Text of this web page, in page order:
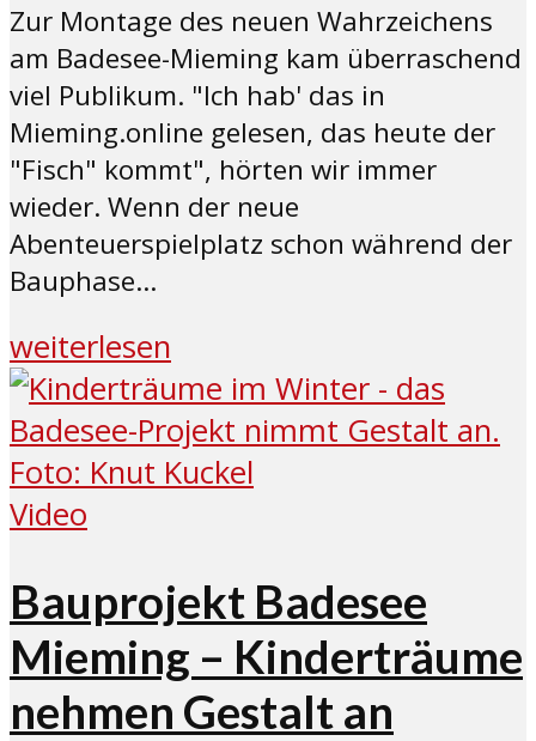
Zur Montage des neuen Wahrzeichens
am Badesee-Mieming kam überraschend
viel Publikum. "Ich hab' das in
Mieming.online gelesen, das heute der
"Fisch" kommt", hörten wir immer
wieder. Wenn der neue
Abenteuerspielplatz schon während der
Bauphase...
weiterlesen
Video
Bauprojekt Badesee
Mieming – Kinderträume
nehmen Gestalt an